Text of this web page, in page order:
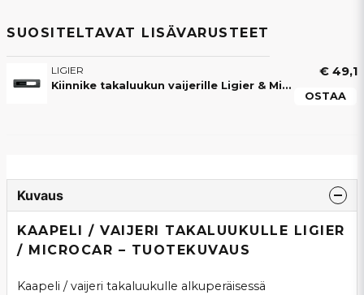
SUOSITELTAVAT LISÄVARUSTEET
LIGIER
Kiinnike takaluukun vaijerille Ligier & Microcar
€ 49,1
OSTAA
Kuvaus
KAAPELI / VAIJERI TAKALUUKULLE LIGIER
/ MICROCAR – TUOTEKUVAUS
Kaapeli / vaijeri takaluukulle alkuperäisessä